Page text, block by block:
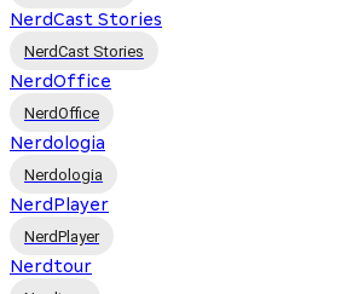
NerdCast Stories
NerdCast Stories
NerdOffice
NerdOffice
Nerdologia
Nerdologia
NerdPlayer
NerdPlayer
Nerdtour